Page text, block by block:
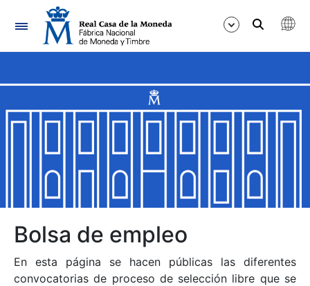
Navegación
Mostrar/Ocultar
Mostrar/Ocultar
Mostrar/Ocultar
Mostrar/Ocultar
Bolsa de empleo
En esta página se hacen públicas las diferentes
convocatorias de proceso de selección libre que se